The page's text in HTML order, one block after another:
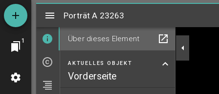
1
MiradorPorträt A 23263
Über dieses Element
AKTUELLES OBJEKT
Vorderseite
Porträt A 23263